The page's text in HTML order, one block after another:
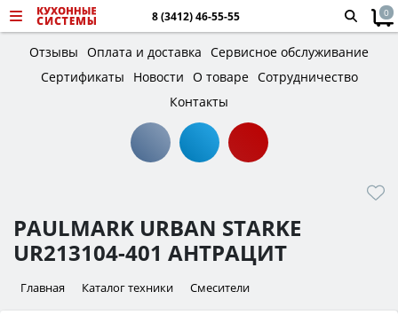
8 (3412) 46-55-55 0
Отзывы Оплата и доставка Сервисное обслуживание
Сертификаты
Новости О товаре Сотрудничество
Контакты
PAULMARK URBAN STARKE
UR213104-401 АНТРАЦИТ
Главная Каталог техники Смесители